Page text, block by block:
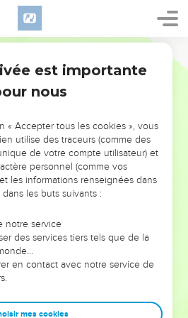
L’ÉVÉNEMENT
!
POUVAIENT VOUS ÉVITER LES
VOTRES ?
on voit moins les doutes, les erreurs
ont traversés, alors même que ce
qui les ont façonnés.
entrepreneurs, et responsables
de sagesse afin que leurs erreurs
est importante
nous
« Accepter tous les cookies », vous
utilise des traceurs (comme des
de votre compte utilisateur) et
personnel (comme vos
les informations renseignées dans
les buts suivants :
notre service
des services tiers tels que de la
en contact avec notre service de
mes cookies